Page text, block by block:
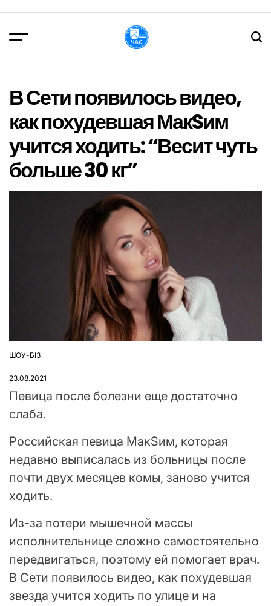
вмісту
В Сети появилось видео,
как похудевшая МакSим
учится ходить: “Весит чуть
больше 30 кг”
ОПУБЛІКУВАТИ
ШОУ-БІЗ
23.08.2021
Певица после болезни еще достаточно
слаба.
Российская певица МакSим, которая
недавно выписалась из больницы после
почти двух месяцев комы, заново учится
ходить.
Из-за потери мышечной массы
исполнительнице сложно самостоятельно
передвигаться, поэтому ей помогает врач.
В Сети появилось видео, как похудевшая
звезда учится ходить по улице и на